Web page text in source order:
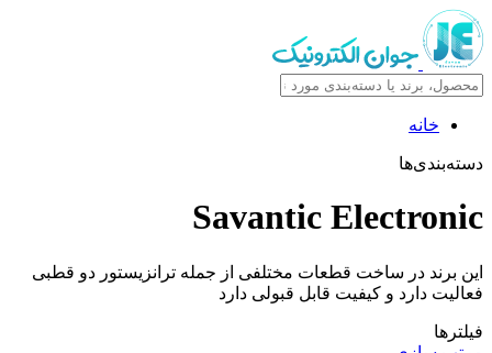
خانه
دسته‌بندی‌ها
Savantic Electronic
این برند در ساخت قطعات مختلفی از جمله ترانزیستور دو قطبی
فعالیت دارد و کیفیت قابل قبولی دارد
فیلترها